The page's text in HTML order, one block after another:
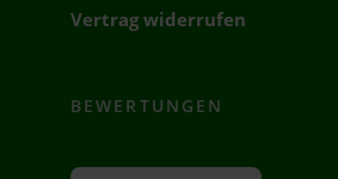
Vertrag widerrufen
BEWERTUNGEN